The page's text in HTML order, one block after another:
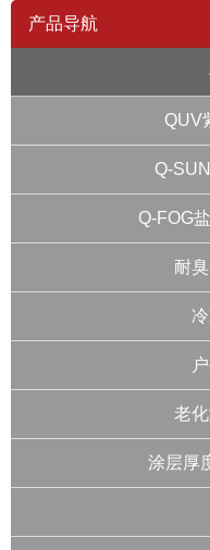
产品导航
QUV
Q-
Q-FOG
耐
老
涂层厚